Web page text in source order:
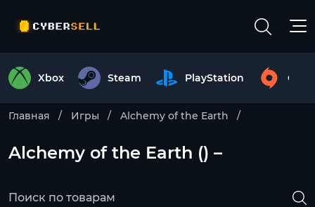
Xbox Steam PlayStation
Главная Игры Alchemy of the Earth
Alchemy of the Earth () –